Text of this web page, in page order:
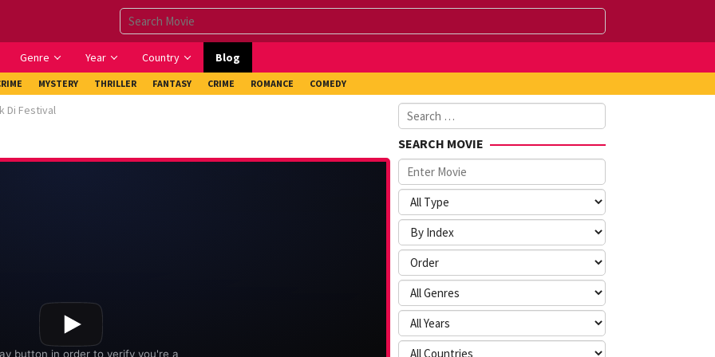
Genre Year Country Blog
MYSTERY THRILLER FANTASY CRIME ROMANCE COMEDY
Di Festival
Search
for:
SEARCH MOVIE